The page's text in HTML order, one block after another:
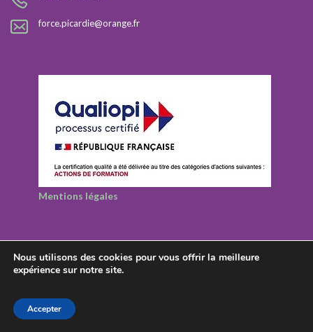
force.picardie@orange.fr
Mentions légales
© 2026 Rezolutions - Tous droits réservés
Nous utilisons des cookies pour vous offrir la meilleure
expérience sur notre site.
Accepter